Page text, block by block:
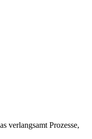
verlangsamt Prozesse,